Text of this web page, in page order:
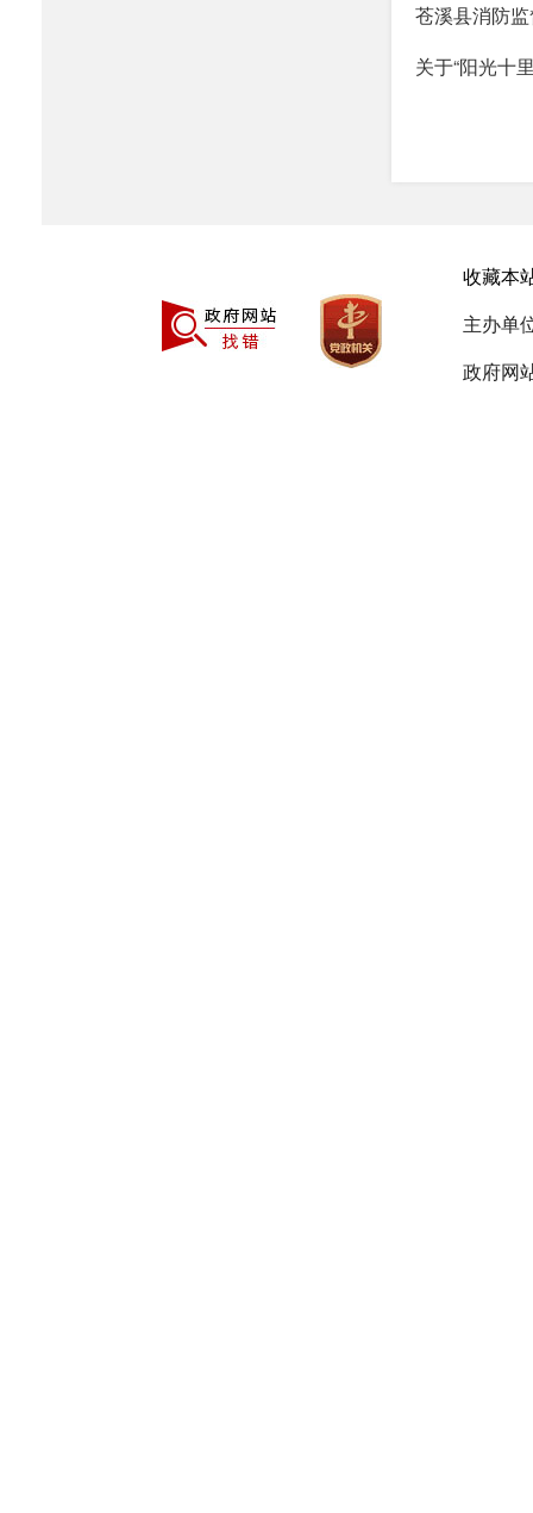
苍溪县消防
关于“阳光十
收藏本
主办单
政府网